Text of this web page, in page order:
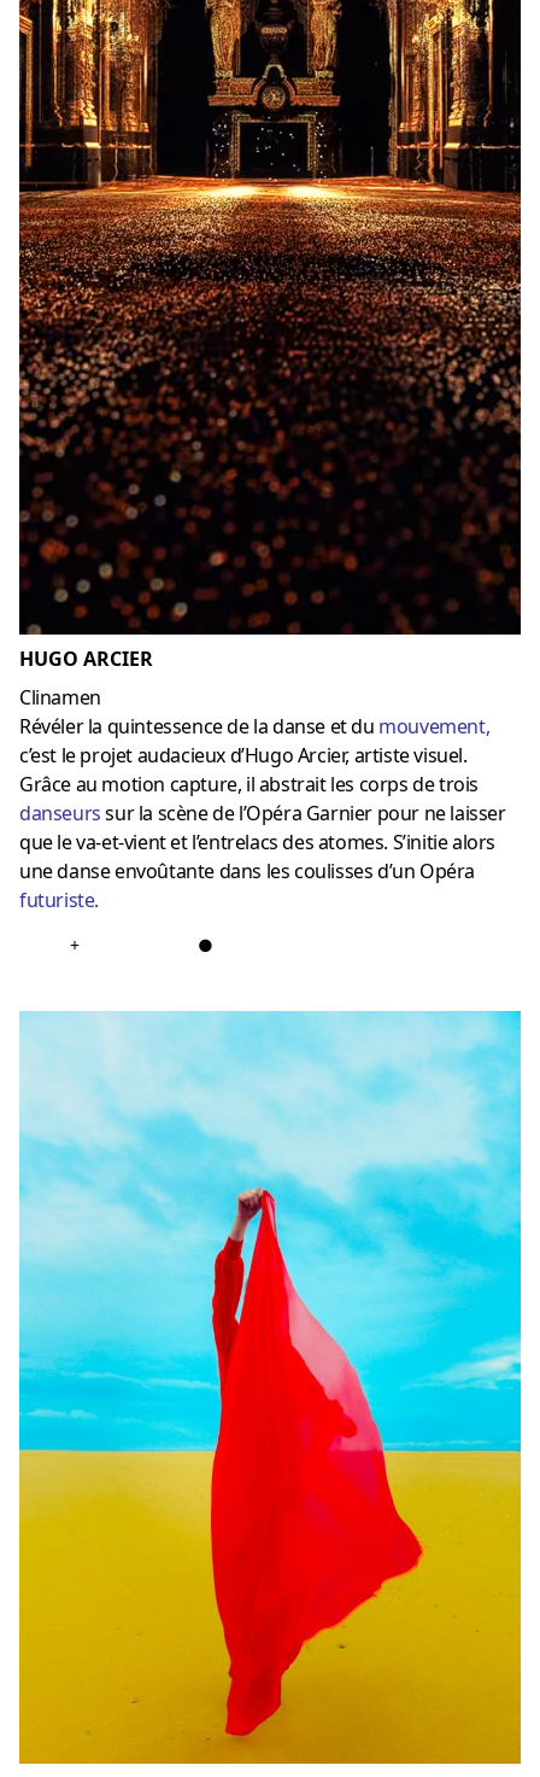
HUGO ARCIER
Clinamen
Révéler la quintessence de la danse et du mouvement,
c’est le projet audacieux d’Hugo Arcier, artiste visuel.
Grâce au motion capture, il abstrait les corps de trois
danseurssur la scène de l’Opéra Garnier pour ne laisser
que le va-et-vient et l’entrelacs des atomes. S’initie alors
une danse envoûtante dans les coulisses d’un Opéra
futuriste.
+ ●